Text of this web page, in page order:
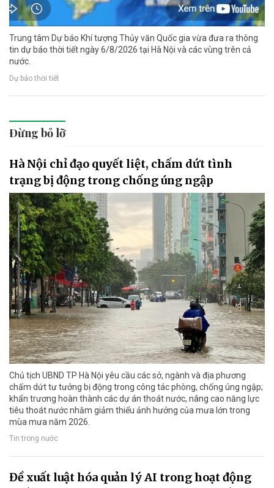
Trung tâm Dự báo Khí tượng Thủy văn Quốc gia vừa đưa ra thông
tin dự báo thời tiết ngày 6/8/2026 tại Hà Nội và các vùng trên cả
nước.
Dự báo thời tiết
Đừng bỏ lỡ
Hà Nội chỉ đạo quyết liệt, chấm dứt tình
trạng bị động trong chống úng ngập
Chủ tịch UBND TP Hà Nội yêu cầu các sở, ngành và địa phương
chấm dứt tư tưởng bị động trong công tác phòng, chống úng ngập;
khẩn trương hoàn thành các dự án thoát nước, nâng cao năng lực
tiêu thoát nước nhằm giảm thiểu ảnh hưởng của mưa lớn trong
mùa mưa năm 2026.
Tin trong nước
Đề xuất luật hóa quản lý AI trong hoạt động